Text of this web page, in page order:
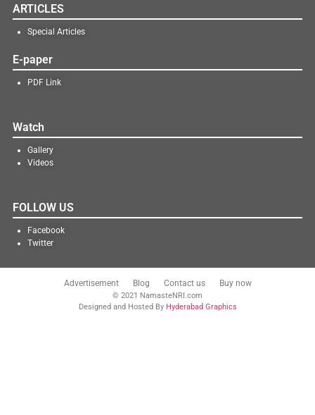
ARTICLES
Special Articles
E-paper
PDF Link
Watch
Gallery
Videos
FOLLOW US
Facebook
Twitter
Advertisement Blog Contact us Buy now
© 2021 NamasteNRI.com
Designed and Hosted By Hyderabad Graphics